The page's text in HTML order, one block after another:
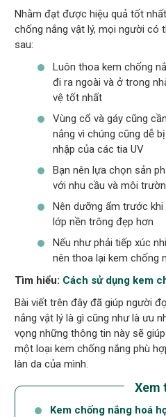
Nhằm đạt được hiệu quả tốt
chống nắng vật lý, mọi người
sau:
Luôn thoa kem chống
đi ra ngoài và ở trong
vệ tốt nhất
Vùng cổ và gáy cũng
nắng vì chúng cũng dễ
nhập của các tia UV
Bạn nên lựa chọn sản
với nhu cầu và môi
Nên dưỡng ẩm trước
lớp nền trông đẹp hơn
Nếu như phải tiếp xúc
nên thoa lại kem chống
Tìm hiểu: Cách sử dụng kem
Bài viết trên đây đã giúp người
nắng vật lý là gì cũng như là ưu
vọng những thông tin này sẽ
một loại kem chống nắng phù
làn da của mình.
Xem
Kem chống nắng hoá